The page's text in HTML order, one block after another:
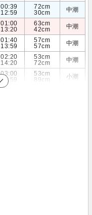
00:39
12:59
72cm
30cm
中潮
01:00
13:20
63cm
42cm
中潮
01:40
13:59
57cm
57cm
中潮
02:20
14:20
53cm
72cm
中潮
03:00
14:59
53cm
89cm
小潮